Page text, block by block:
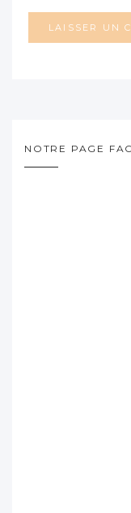
NOTRE PAGE